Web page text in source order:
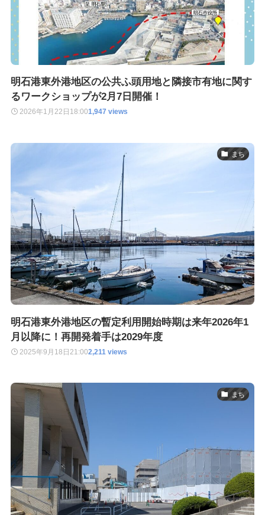
明石港東外港地区の公共ふ頭用地と隣接市有地に関す
るワークショップが2月7日開催！
2026年1月22日 18:001,947 views
まち
明石港東外港地区の暫定利用開始時期は来年2026年1
月以降に！再開発着手は2029年度
2025年9月18日 21:002,211 views
まち